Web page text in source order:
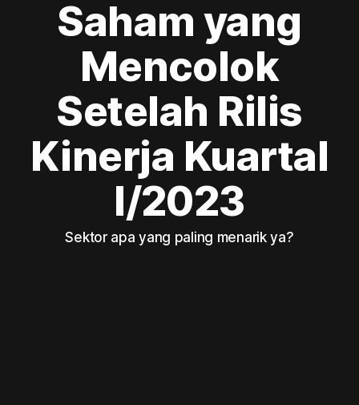
Saham yang
Mencolok
Setelah Rilis
Kinerja Kuartal
I/2023
Sektor apa yang paling menarik ya?